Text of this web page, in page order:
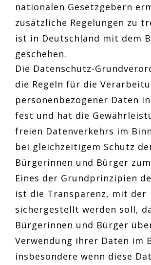
nationalen Gesetzgebern
zusätzliche Regelungen zu
ist in Deutschland mit dem
geschehen.
Die Datenschutz-
die Regeln für die
personenbezogener Daten
fest und hat die
freien Datenverkehrs im
bei gleichzeitigem Schutz
Bürgerinnen und Bürger
Eines der Grundprinzipien
ist die Transparenz, mit der
sichergestellt werden soll,
Bürgerinnen und Bürger
Verwendung ihrer Daten im
insbesondere wenn diese